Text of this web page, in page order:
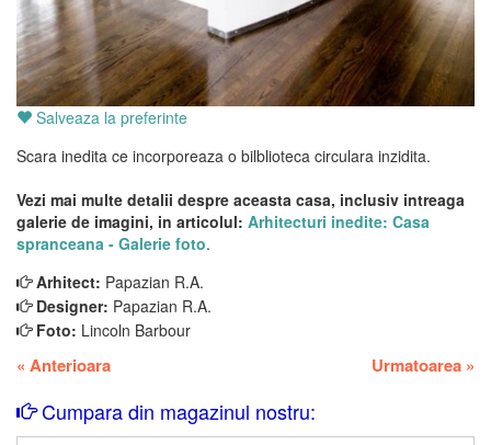
Salveaza la preferinte
Scara inedita ce incorporeaza o bilblioteca circulara inzidita.
Vezi mai multe detalii despre aceasta casa, inclusiv intreaga
galerie de imagini, in articolul: Arhitecturi inedite: Casa
spranceana - Galerie foto.
Arhitect: Papazian R.A.
Designer: Papazian R.A.
Foto: Lincoln Barbour
« Anterioara Urmatoarea »
Cumpara din magazinul nostru: